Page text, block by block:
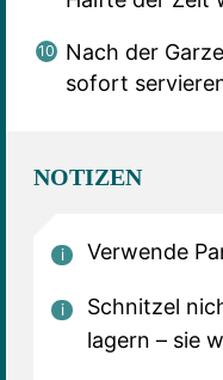
Nach der
sofort
NOTIZEN
Verwende
Schnitzel
lagern – sie